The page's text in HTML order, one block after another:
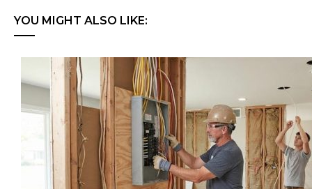
YOU MIGHT ALSO LIKE: